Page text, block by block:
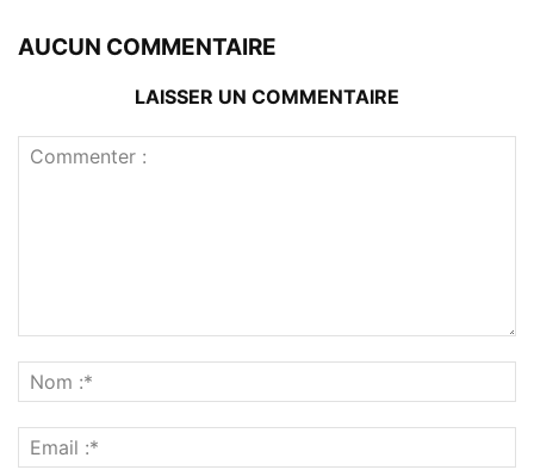
AUCUN COMMENTAIRE
LAISSER UN COMMENTAIRE